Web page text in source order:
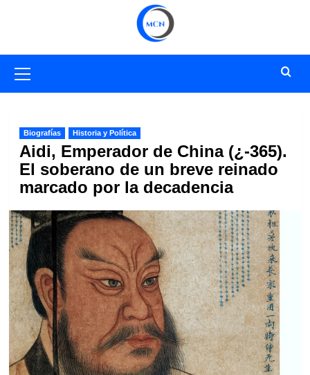
primario
Biografías Historia y Política
Aidi, Emperador de China (¿-365).
El soberano de un breve reinado
marcado por la decadencia